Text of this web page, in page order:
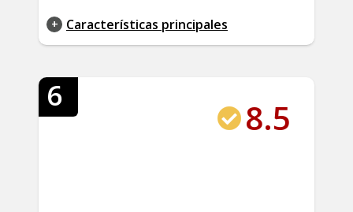
Características principales
6
8.5